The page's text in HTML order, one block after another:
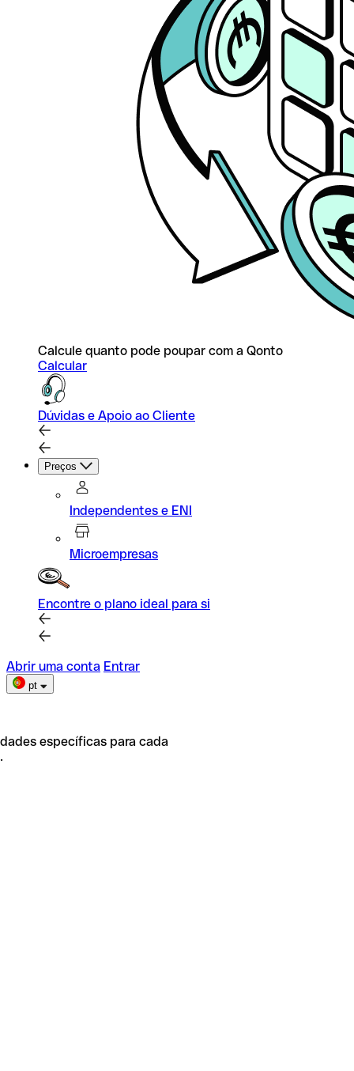
Calcule quanto pode poupar com a Qonto
Calcular
Dúvidas e Apoio ao Cliente
Preços
Independentes e ENI
Microempresas
Encontre o plano ideal para si
Abrir uma conta Entrar
pt
específicas para cada